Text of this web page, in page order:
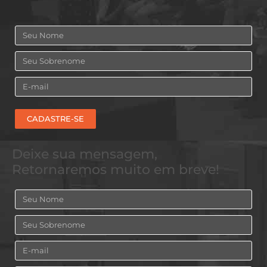
Nome
Sobrenome
Email
CADASTRE-SE
Deixe sua mensagem,
Retornaremos muito em breve!
Nome
Sobrenome
Email